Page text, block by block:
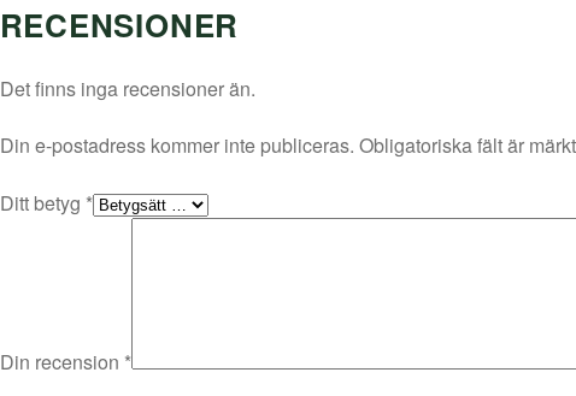
RECENSIONER
Det finns inga recensioner än.
Din e-postadress kommer inte publiceras. Obligatoriska fält är
Ditt betyg *
Din recension *